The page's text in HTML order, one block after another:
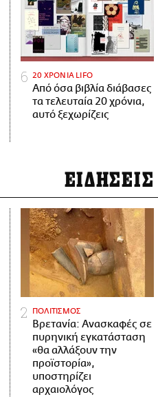
20 ΧΡΟΝΙΑ LIFO
Από όσα βιβλία διάβασες
τα τελευταία 20 χρόνια,
αυτό ξεχωρίζεις
ΕΙΔΗΣΕΙΣ
ΠΟΛΙΤΙΣΜΟΣ
Βρετανία: Ανασκαφές σε
πυρηνική εγκατάσταση
«θα αλλάξουν την
προϊστορία»,
υποστηρίζει
αρχαιολόγος